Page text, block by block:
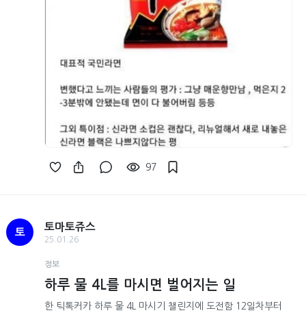
97
토
토마토쥬스
25.01.26
정보
하루 물 4L를 마시면 벌어지는 일
한 틱톡커카 하루 물 4L 마시기 챌린지에 도전함 12일차부터